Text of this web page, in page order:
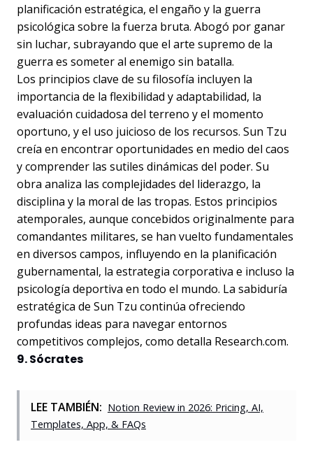
planificación estratégica, el engaño y la guerra
psicológica sobre la fuerza bruta. Abogó por ganar
sin luchar, subrayando que el arte supremo de la
guerra es someter al enemigo sin batalla.
Los principios clave de su filosofía incluyen la
importancia de la flexibilidad y adaptabilidad, la
evaluación cuidadosa del terreno y el momento
oportuno, y el uso juicioso de los recursos. Sun Tzu
creía en encontrar oportunidades en medio del caos
y comprender las sutiles dinámicas del poder. Su
obra analiza las complejidades del liderazgo, la
disciplina y la moral de las tropas. Estos principios
atemporales, aunque concebidos originalmente para
comandantes militares, se han vuelto fundamentales
en diversos campos, influyendo en la planificación
gubernamental, la estrategia corporativa e incluso la
psicología deportiva en todo el mundo. La sabiduría
estratégica de Sun Tzu continúa ofreciendo
profundas ideas para navegar entornos
competitivos complejos, como detalla Research.com.
9. Sócrates
LEE TAMBIÉN: Notion Review in 2026: Pricing, AI,
Templates, App, & FAQs